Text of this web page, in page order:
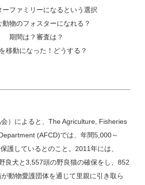
ーファミリーになるという選択
動物のフォスターになれる？
期間は？審査は？
移動になった！どうする？
）によると、The Agriculture, Fisheries
(AFCD)では、年間5,000～
護しているとのこと。2011年には、
良犬と3,557頭の野良猫の確保をし、852
動物愛護団体を通じて里親に引き取ら